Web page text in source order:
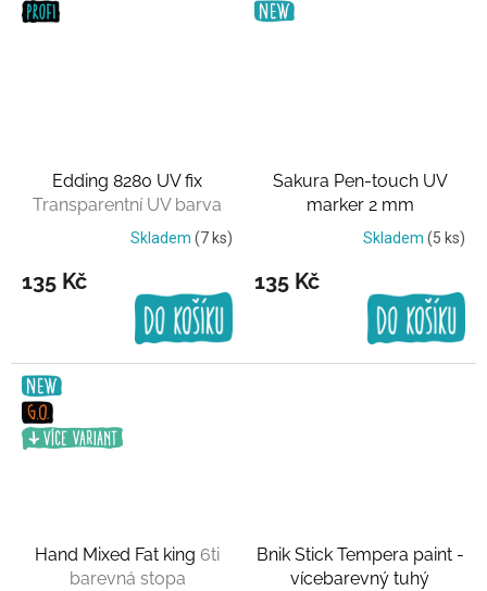
Edding 8280 UV fix
Transparentní UV barva
Skladem (7 ks)
135 Kč
Sakura Pen-touch UV
marker 2 mm
Transparentní UV barva
Skladem (5 ks)
135 Kč
Hand Mixed Fat king 6ti
barevná stopa
Bnik Stick Tempera paint -
vícebarevný tuhý